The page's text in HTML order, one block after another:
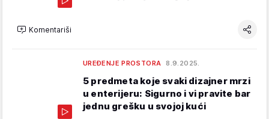
Komentariši
UREĐENJE PROSTORA 8.9.2025.
5 predmeta koje svaki dizajner mrzi
u enterijeru: Sigurno i vi pravite bar
jednu grešku u svojoj kući